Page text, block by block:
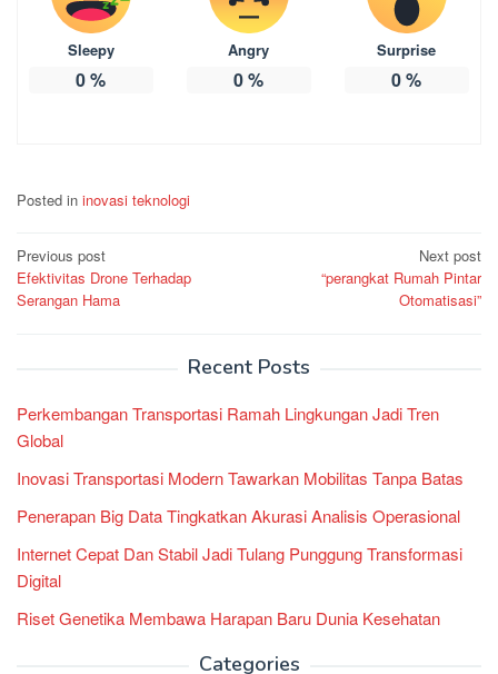
Sleepy
0%
Angry
0%
Surprise
0%
Posted in inovasi teknologi
Post
navigation
Previous post
Efektivitas Drone Terhadap
Serangan Hama
Next post
“perangkat Rumah Pintar
Otomatisasi”
Recent Posts
Perkembangan Transportasi Ramah Lingkungan Jadi Tren
Global
Inovasi Transportasi Modern Tawarkan Mobilitas Tanpa Batas
Penerapan Big Data Tingkatkan Akurasi Analisis Operasional
Internet Cepat Dan Stabil Jadi Tulang Punggung Transformasi
Digital
Riset Genetika Membawa Harapan Baru Dunia Kesehatan
Categories